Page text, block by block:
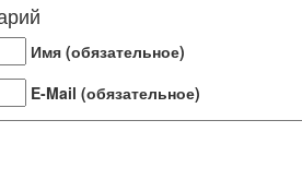
Имя (обязательное)
E-Mail (обязательное)